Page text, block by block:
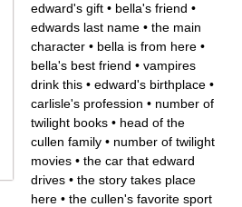
edward's gift • bella's friend •
edwards last name • the main
character • bella is from here •
bella's best friend • vampires
drink this • edward's birthplace •
carlisle's profession • number of
twilight books • head of the
cullen family • number of twilight
movies • the car that edward
drives • the story takes place
here • the cullen's favorite sport